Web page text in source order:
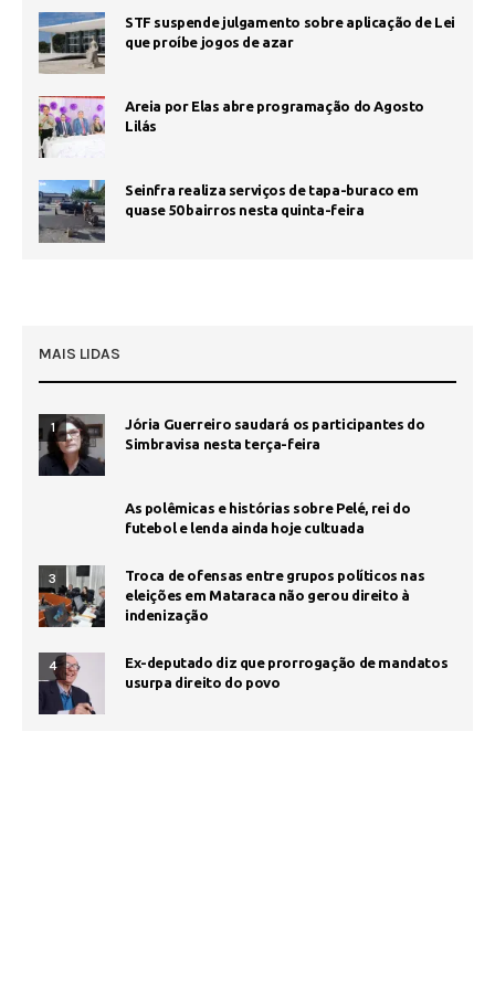
STF suspende julgamento sobre aplicação de Lei
que proíbe jogos de azar
Areia por Elas abre programação do Agosto
Lilás
Seinfra realiza serviços de tapa-buraco em
quase 50 bairros nesta quinta-feira
MAIS LIDAS
1
Jória Guerreiro saudará os participantes do
Simbravisa nesta terça-feira
As polêmicas e histórias sobre Pelé, rei do
futebol e lenda ainda hoje cultuada
3
Troca de ofensas entre grupos políticos nas
eleições em Mataraca não gerou direito à
indenização
4
Ex-deputado diz que prorrogação de mandatos
usurpa direito do povo